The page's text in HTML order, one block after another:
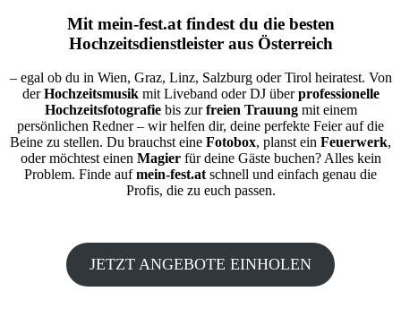
Mit mein-fest.atfindest du die besten
Hochzeitsdienstleister aus Österreich
– egal ob du in Wien, Graz, Linz, Salzburg oder Tirol heiratest. Von
derHochzeitsmusikmit Liveband oder DJ überprofessionelle
Hochzeitsfotografiebis zurfreien Trauungmit einem
persönlichen Redner – wir helfen dir, deine perfekte Feier auf die
Beine zu stellen. Du brauchst eine Fotobox, planst ein Feuerwerk,
oder möchtest einen Magierfür deine Gäste buchen? Alles kein
Problem. Finde aufmein-fest.atschnell und einfach genau die
Profis, die zu euch passen.
JETZT ANGEBOTE EINHOLEN